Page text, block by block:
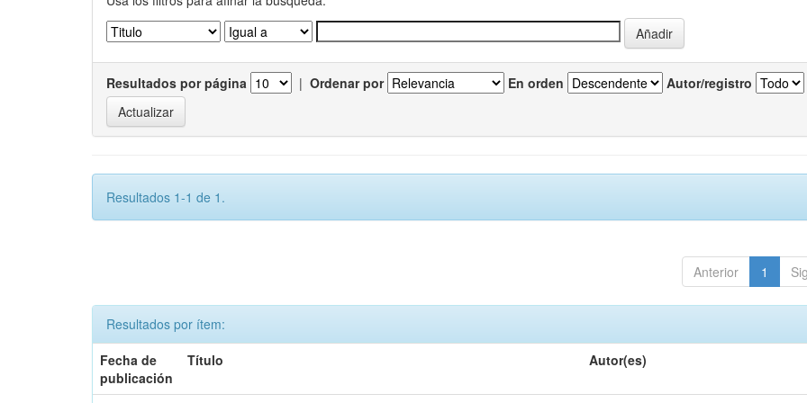
Resultados por página | Ordenar por En orden Autor/registro
Resultados 1-1 de 1.
Anterior 1
Resultados por ítem:
Fecha de
publicación
Título Autor(es)